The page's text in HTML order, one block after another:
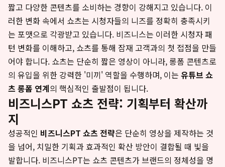
짧고 다양한 콘텐츠를 소비하는 경향이 강해지고 있습니다. 이
러한 변화 속에서 쇼츠는 시청자들의 니즈를 정확히 충족시키
는 포맷으로 각광받고 있습니다. 비즈니스는 이러한 시청자 패
턴 변화를 이해하고, 쇼츠를 통해 잠재 고객과의 첫 접점을 만들
어야 합니다. 쇼츠는 단순히 짧은 영상이 아니라, 롱폼 콘텐츠로
의 유입을 위한 강력한 '미끼' 역할을 수행하며, 이는 유튜브 쇼
츠 롱폼 연계의 핵심적인 출발점이 됩니다.
비즈니스PT 쇼츠 전략: 기획부터 확산까
지
성공적인 비즈니스PT 쇼츠 전략은 단순히 영상을 제작하는 것
을 넘어, 치밀한 기획과 효과적인 확산 방안이 결합될 때 빛을
발합니다. 비즈니스PT는 쇼츠 콘텐츠가 브랜드의 정체성을 명